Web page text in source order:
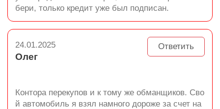
бери, только кредит уже был подписан.
Ответить
24.01.2025
Олег
Контора перекупов и к тому же обманщиков. Сво
й автомобиль я взял намного дороже за счет на